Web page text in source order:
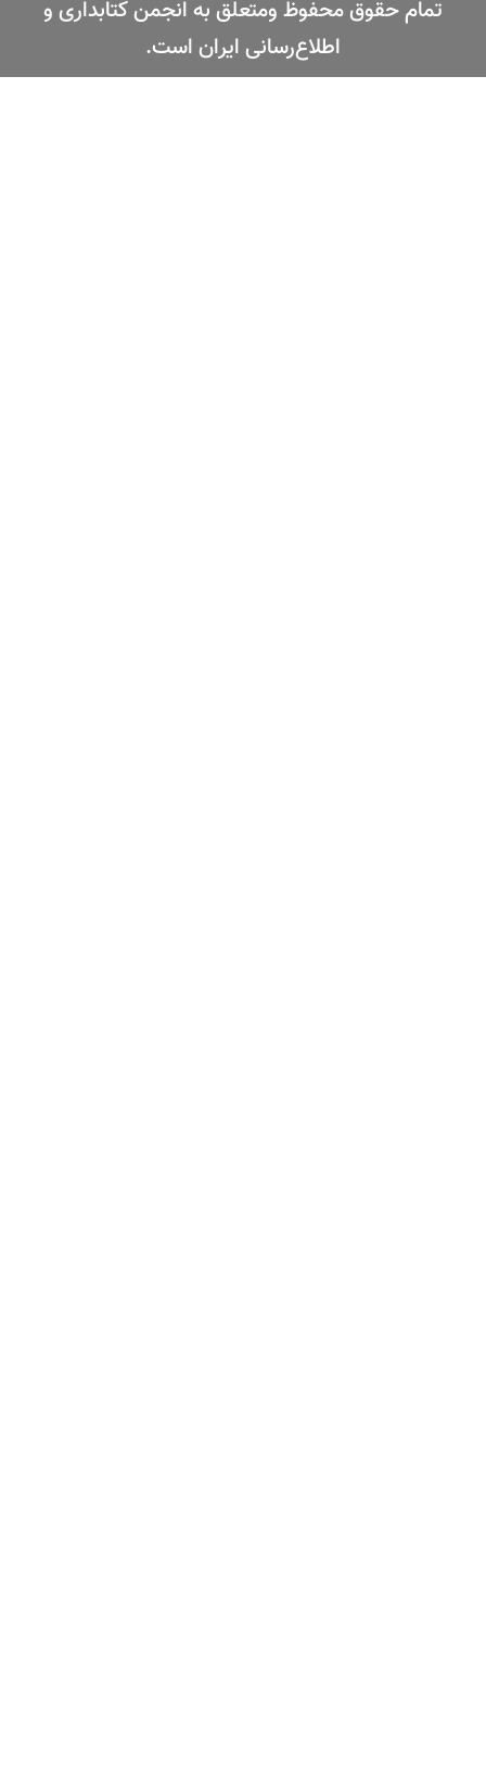
تمام حقوق محفوظ ومتعلق به انجمن کتابداری و
اطلاع‌رسانی ایران است.